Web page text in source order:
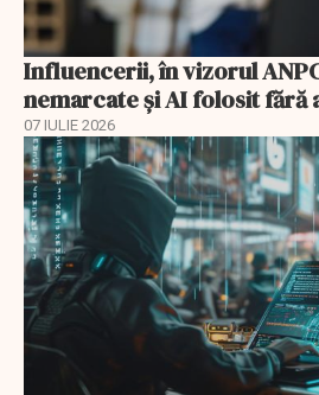
Influencerii, în vizorul
nemarcate și AI folosit fără
07 IULIE 2026